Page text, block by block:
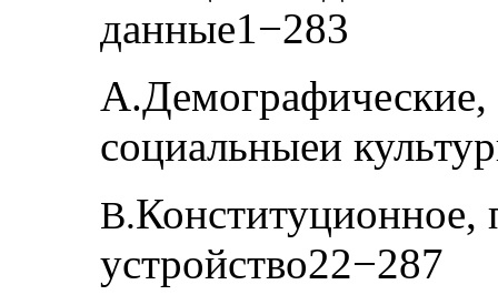
данные1−283
А.Демографические,
социальныеи
В.Конституционное,
устройство22−287